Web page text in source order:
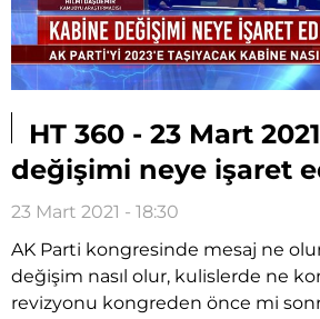
HT 360 - 23 Mart
değişimi neye işaret
23 Mart 2021 - 18:30
AK Parti kongresinde mesaj ne
değişim nasıl olur, kulislerde ne
revizyonu kongreden önce mi